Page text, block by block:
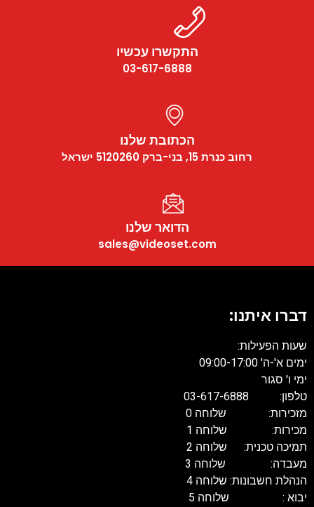
התקשרו עכשיו
03-617-6888
הכתובת שלנו
רחוב כנרת 15, בני-ברק 5120260 ישראל
הדואר שלנו
sales@videoset.com
דברו איתנו:
שעות הפעילות:
ימים א'-ה' 09:00-17:00
ימי ו' סגור
טלפון: 03-617-6888
מזכירות: שלוחה 0
מכירות: שלוחה 1
תמיכה טכנית: שלוחה 2
מעבדה: שלוחה 3
הנהלת חשבונות: שלוחה 4
יבוא : שלוחה 5